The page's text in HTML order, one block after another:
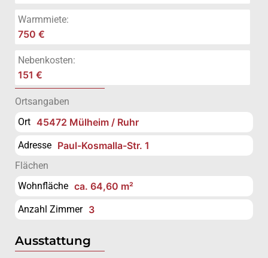
Warmmiete:
750 €
Nebenkosten:
151 €
Ortsangaben
Ort 45472 Mülheim / Ruhr
Adresse Paul-Kosmalla-Str. 1
Flächen
Wohnfläche ca. 64,60 m²
Anzahl Zimmer 3
Ausstattung